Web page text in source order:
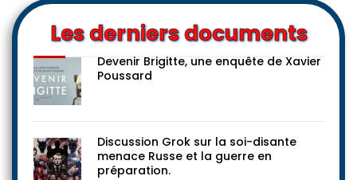
Les derniers documents
Devenir Brigitte, une enquête de Xavier
Poussard
Discussion Grok sur la soi-disante
menace Russe et la guerre en
préparation.